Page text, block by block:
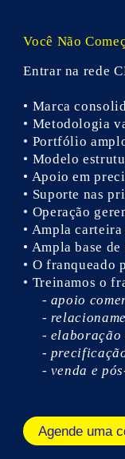
Você Não
Entrar na rede
• Marca
• Metodologia
• Portfólio
• Modelo
• Apoio em
• Suporte nas
• Operação
• Ampla
• Ampla base
• O franqueado
• Treinamos o
- apoio
-
- elaboração
-
- venda e
Agende uma